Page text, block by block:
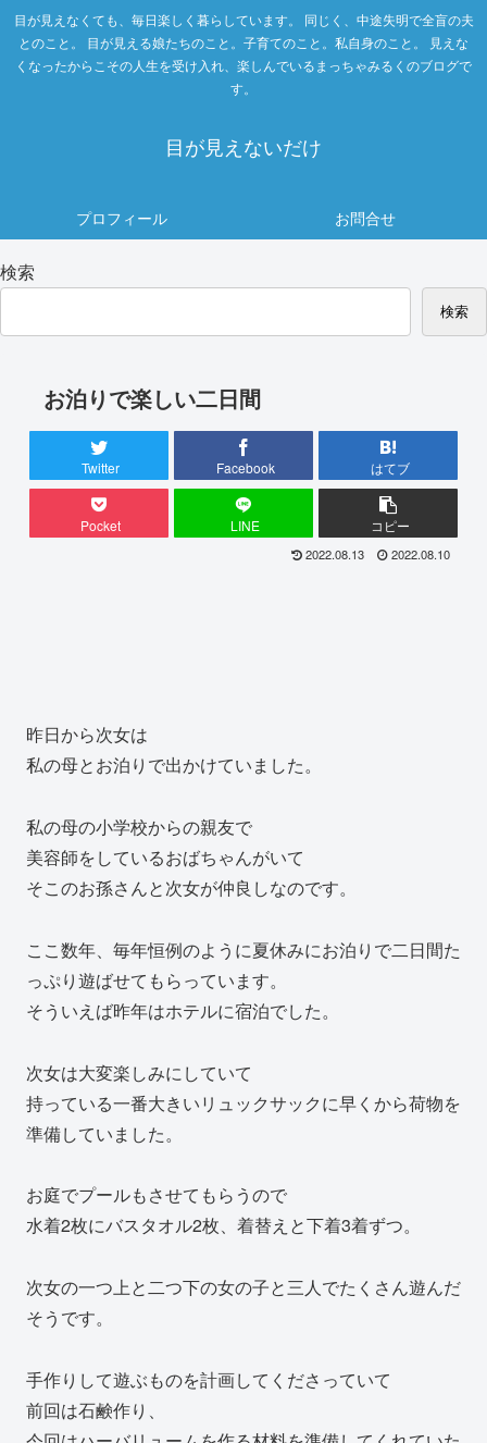
目が見えなくても、毎日楽しく暮らしています。 同じく、中途失明で全盲の夫
とのこと。 目が見える娘たちのこと。子育てのこと。私自身のこと。 見えな
くなったからこその人生を受け入れ、楽しんでいるまっちゃみるくのブログで
す。
目が見えないだけ
プロフィール お問合せ
検索
検索
お泊りで楽しい二日間
Twitter Facebook はてブ
Pocket LINE コピー
2022.08.13 2022.08.10
昨日から次女は
私の母とお泊りで出かけていました。
私の母の小学校からの親友で
美容師をしているおばちゃんがいて
そこのお孫さんと次女が仲良しなのです。
ここ数年、毎年恒例のように夏休みにお泊りで二日間た
っぷり遊ばせてもらっています。
そういえば昨年はホテルに宿泊でした。
次女は大変楽しみにしていて
持っている一番大きいリュックサックに早くから荷物を
準備していました。
お庭でプールもさせてもらうので
水着2枚にバスタオル2枚、着替えと下着3着ずつ。
次女の一つ上と二つ下の女の子と三人でたくさん遊んだ
そうです。
手作りして遊ぶものを計画してくださっていて
前回は石鹸作り、